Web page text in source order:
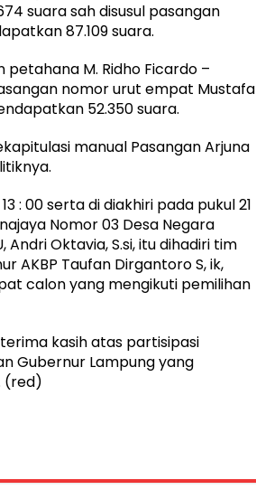
suara sah disusul pasangan
87.109 suara.
M. Ridho Ficardo –
nomor urut empat Mustafa
52.350 suara.
manual Pasangan Arjuna
: 00 serta di diakhiri pada pukul 21
Nomor 03 Desa Negara
Andri Oktavia, S.si, itu dihadiri tim
AKBP Taufan Dirgantoro S, ik,
calon yang mengikuti pemilihan
kasih atas partisipasi
Gubernur Lampung yang
(red)